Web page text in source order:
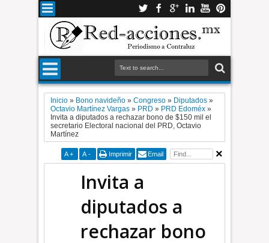
Inicio » Bono navideño »Congreso » Diputados »
Octavio Martínez Vargas » PRD » PRD Edoméx »
Invita a diputados a rechazar bono de $150 mil el
secretario Electoral nacional del PRD, Octavio
Martínez
A + A - Imprimir Email
Invita a
diputados a
rechazar bono